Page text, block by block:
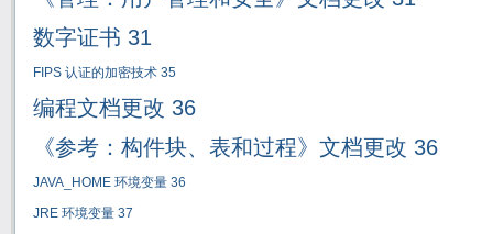
数字证书 31
FIPS 认证的加密技术 35
编程文档更改 36
《参考：构件块、表和过程》文档更改 36
JAVA_HOME 环境变量 36
JRE 环境变量 37